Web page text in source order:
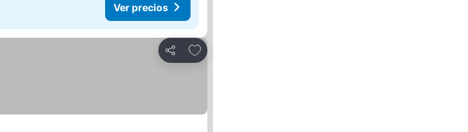
Ver precios
Compartir
Agregar a favoritos